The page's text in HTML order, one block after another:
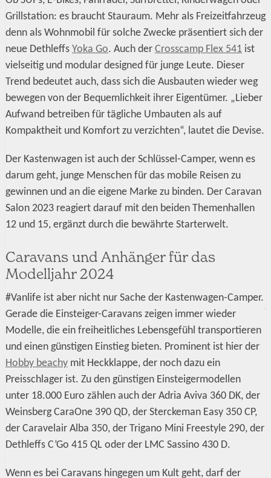
Grillstation: es braucht Stauraum. Mehr als Freizeitfahrzeug
denn als Wohnmobil für solche Zwecke präsentiert sich der
neue Dethleffs Yoka Go. Auch der Crosscamp Flex 541ist
vielseitig und modular designed für junge Leute. Dieser
Trend bedeutet auch, dass sich die Ausbauten wieder weg
bewegen von der Bequemlichkeit ihrer Eigentümer. „Lieber
Aufwand betreiben für tägliche Umbauten als auf
Kompaktheit und Komfort zu verzichten“, lautet die Devise.
Der Kastenwagen ist auch der Schlüssel-Camper, wenn es
darum geht, junge Menschen für das mobile Reisen zu
gewinnen und an die eigene Marke zu binden. Der Caravan
Salon 2023 reagiert darauf mit den beiden Themenhallen
12 und 15, ergänzt durch die bewährte Starterwelt.
Caravans und Anhänger für das
Modelljahr 2024
#Vanlife ist aber nicht nur Sache der Kastenwagen-Camper.
Gerade die Einsteiger-Caravans zeigen immer wieder
Modelle, die ein freiheitliches Lebensgefühl transportieren
und einen günstigen Einstieg bieten. Prominent ist hier der
Hobby beachymit Heckklappe, der noch dazu ein
Preisschlager ist. Zu den günstigen Einsteigermodellen
unter 18.000 Euro zählen auch der Adria Aviva 360 DK, der
Weinsberg CaraOne 390 QD, der Sterckeman Easy 350 CP,
der Caravelair Alba 350, der Trigano Mini Freestyle 290, der
Dethleffs C’Go 415 QL oder der LMC Sassino 430 D.
Wenn es bei Caravans hingegen um Kult geht, darf der